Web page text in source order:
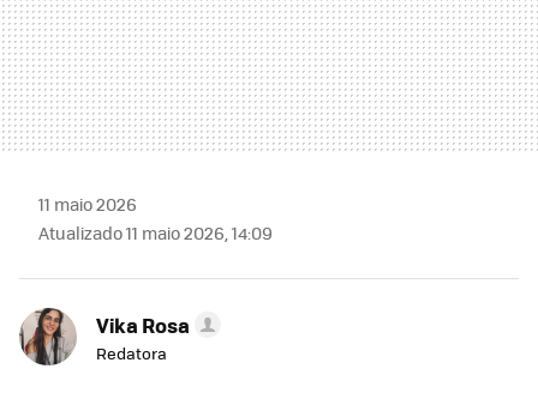
11 maio 2026
Atualizado 11 maio 2026, 14:09
Vika Rosa
Redatora